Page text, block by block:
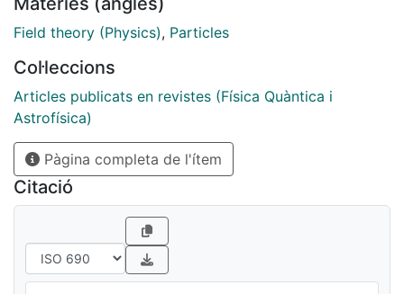
Field theory (Physics), Particles
Col·leccions
Articles publicats en revistes (Física Quàntica i
Astrofísica)
Pàgina completa de l'ítem
Citació